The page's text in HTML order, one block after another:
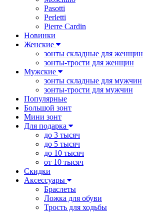
Pasotti
Perletti
Pierre Cardin
Новинки
Женские
зонты складные для женщин
зонты-трости для женщин
Мужские
зонты складные для мужчин
зонты-трости для мужчин
Популярные
Большой зонт
Мини зонт
Для подарка
до 3 тысяч
до 5 тысяч
до 10 тысяч
от 10 тысяч
Скидки
Аксессуары
Браслеты
Ложка для обуви
Трость для ходьбы